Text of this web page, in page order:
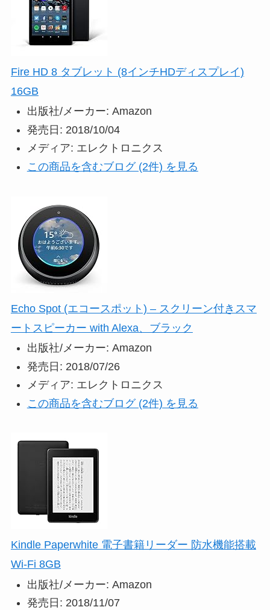
Fire HD 8 タブレット (8インチHDディスプレイ)
16GB
出版社/メーカー: Amazon
発売日: 2018/10/04
メディア: エレクトロニクス
この商品を含むブログ (2件) を見る
Echo Spot (エコースポット) – スクリーン付きスマ
ートスピーカー with Alexa、ブラック
出版社/メーカー: Amazon
発売日: 2018/07/26
メディア: エレクトロニクス
この商品を含むブログ (2件) を見る
Kindle Paperwhite 電子書籍リーダー 防水機能搭載
Wi-Fi 8GB
出版社/メーカー: Amazon
発売日: 2018/11/07